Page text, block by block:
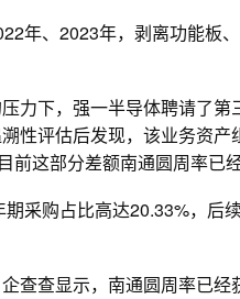
年、2023年，剥离功能板
力下，强一半导体聘请了
性评估后发现，该业务资
这部分差额南通圆周率已经
采购占比高达20.33%，后
查查显示，南通圆周率已